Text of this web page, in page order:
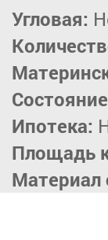
Угловая:
Ипотека:
Площадь
Материал